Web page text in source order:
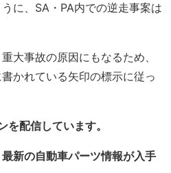
に、SA・PA内での逆走事案は
大事故の原因にもなるため、
かれている矢印の標示に従っ
配信しています。
新の自動車パーツ情報が入手